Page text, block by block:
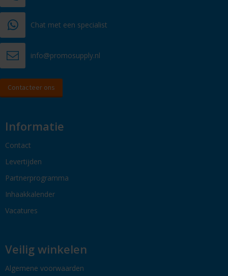
Chat met een specialist
info@promosupply.nl
Contacteer ons
Informatie
Contact
Levertijden
Partnerprogramma
Inhaakkalender
Vacatures
Veilig winkelen
Algemene voorwaarden